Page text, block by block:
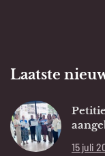
Laatste
15 juli